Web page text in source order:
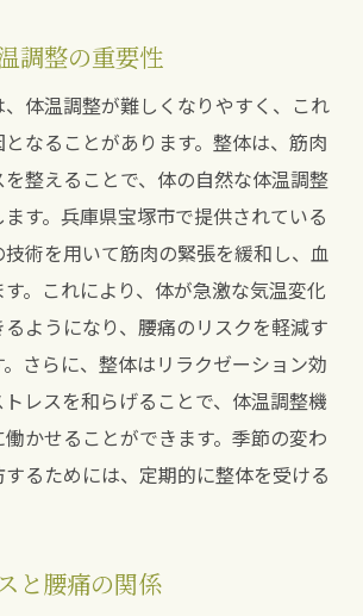
力を高める整体のアプローチ
で活かす整体の知識
で知る腰痛改善の新常識
体技術と腰痛ケア
整体師が提案する新しい健康法
功事例に学ぶ腰痛改善
化した整体プログラムとは
から考える腰痛対策の進化
痛治療と整体の可能性
負けない腰痛ケアの秘訣
きる季節ごとの腰痛予防法
に取り入れる腰痛ケア習慣
勧める家庭でのケア方法
調整の重要性
体温調整が難しくなりやすく、これ
なることがあります。整体は、筋肉
整えることで、体の自然な体温調整
す。兵庫県宝塚市で提供されている
術を用いて筋肉の緊張を緩和し、血
。これにより、体が急激な気温変化
ようになり、腰痛のリスクを軽減す
さらに、整体はリラクゼーション効
レスを和らげることで、体温調整機
かせることができます。季節の変わ
るためには、定期的に整体を受ける
と腰痛の関係